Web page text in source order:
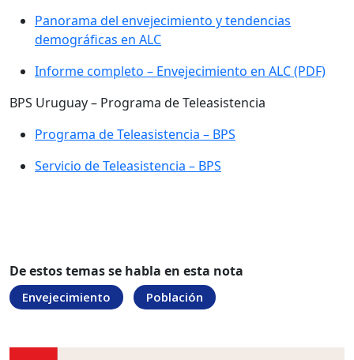
Panorama del envejecimiento y tendencias
demográficas en ALC
Informe completo – Envejecimiento en ALC (PDF)
BPS Uruguay – Programa de Teleasistencia
Programa de Teleasistencia – BPS
Servicio de Teleasistencia – BPS
De estos temas se habla en esta nota
Envejecimiento Población